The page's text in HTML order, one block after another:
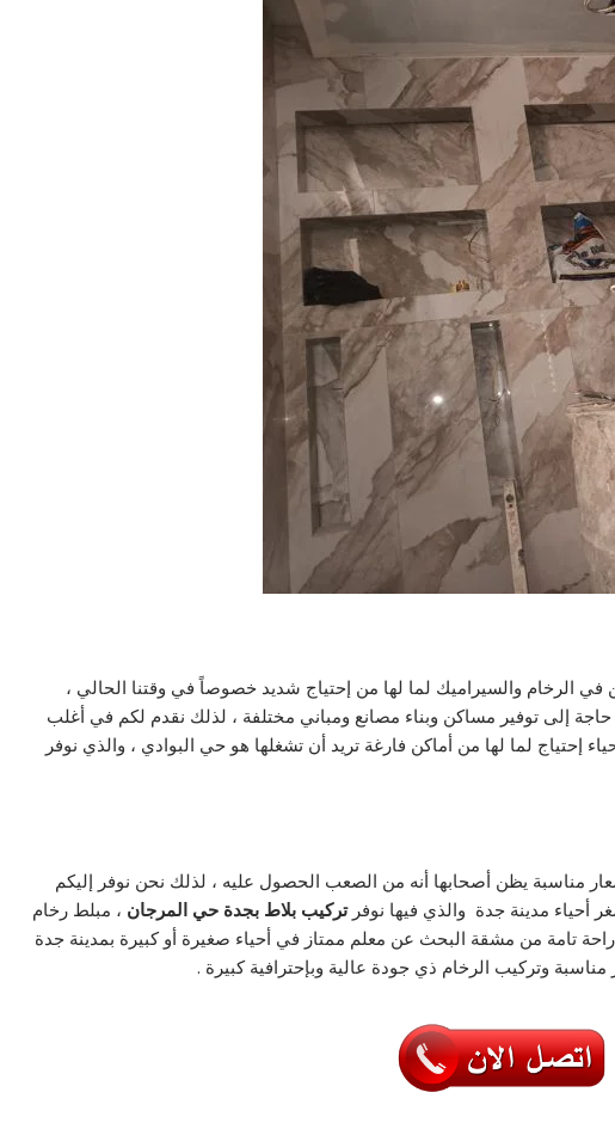
في الرخام والسيراميك لما لها من إحتياج شديد خصوصاً في وقتنا الحالي ،
حاجة إلی توفير مساكن وبناء مصانع ومباني مختلفة ، لذلك نقدم لكم في أغلب
إحتياج لما لها من أماكن فارغة تريد أن تشغلها هو حي البوادي ، والذي نوفر
مناسبة يظن أصحابها أنه من الصعب الحصول عليه ، لذلك نحن نوفر إليكم
أحياء مدينة جدة والذي فيها نوفرتركيب بلاط بجدة حي المرجان ، مبلط رخام
تامة من مشقة البحث عن معلم ممتاز في أحياء صغيرة أو كبيرة بمدينة جدة
وتركيب الرخام ذي جودة عالية وبإحترافية كبيرة .